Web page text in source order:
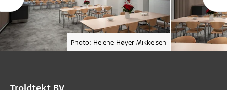
Photo: Helene Høyer Mikkelsen
Troldtekt BV